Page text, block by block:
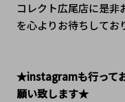
コレクト広尾店に是非
を心よりお待ちしてお
★instagramも行って
願い致します★